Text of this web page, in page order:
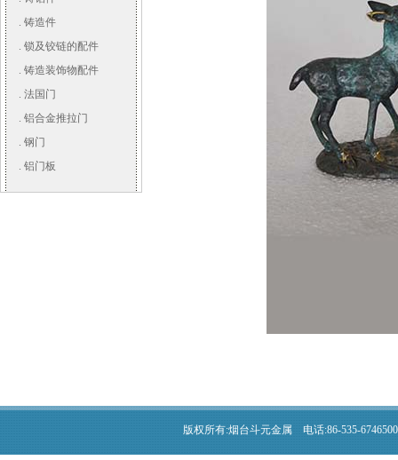
. 铸造件
. 锁及铰链的配件
. 铸造装饰物配件
. 法国门
. 铝合金推拉门
. 钢门
. 铝门板
版权所有:烟台斗元金属 电话:86-535-